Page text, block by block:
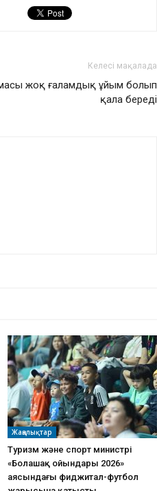
Келесі мақалада
жоқ ғаламдық ұйым болып
қала береді
Жаңалықтар
Туризм және спорт министрі
«Болашақ ойындары 2026»
аясындағы фиджитал-футбол